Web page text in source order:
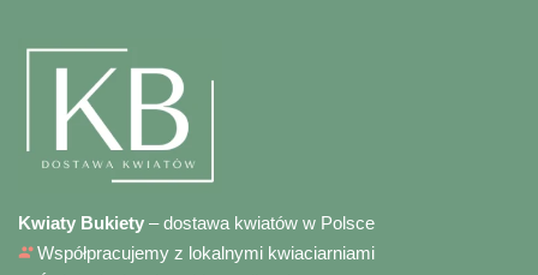
Kwiaty Bukiety – dostawa kwiatów w Polsce
Współpracujemy z lokalnymi kwiaciarniami